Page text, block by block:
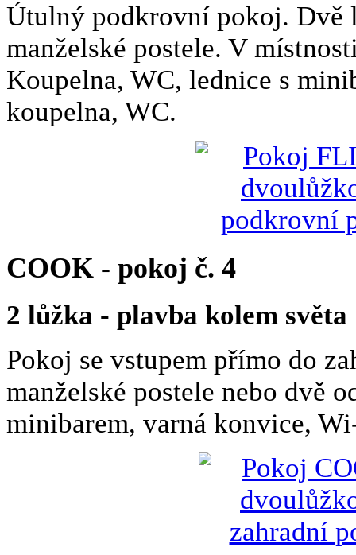
Útulný podkrovní pokoj. Dvě
manželské postele. V
Koupelna, WC, lednice s
koupelna, WC.
COOK - pokoj č. 4
2 lůžka - plavba kolem světa
Pokoj se vstupem přímo do
manželské postele nebo dvě
minibarem, varná konvice,